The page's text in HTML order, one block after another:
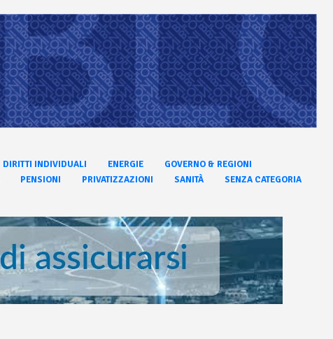
DIRITTI INDIVIDUALI ENERGIE
GOVERNO & REGIONI
PENSIONI PRIVATIZZAZIONI SANITÀ
SENZA CATEGORIA